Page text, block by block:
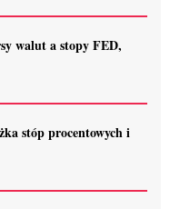
walut a stopy FED,
stóp procentowych i